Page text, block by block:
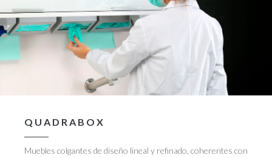
QUADRABOX
Muebles colgantes de diseño lineal y refinado, coherentes con